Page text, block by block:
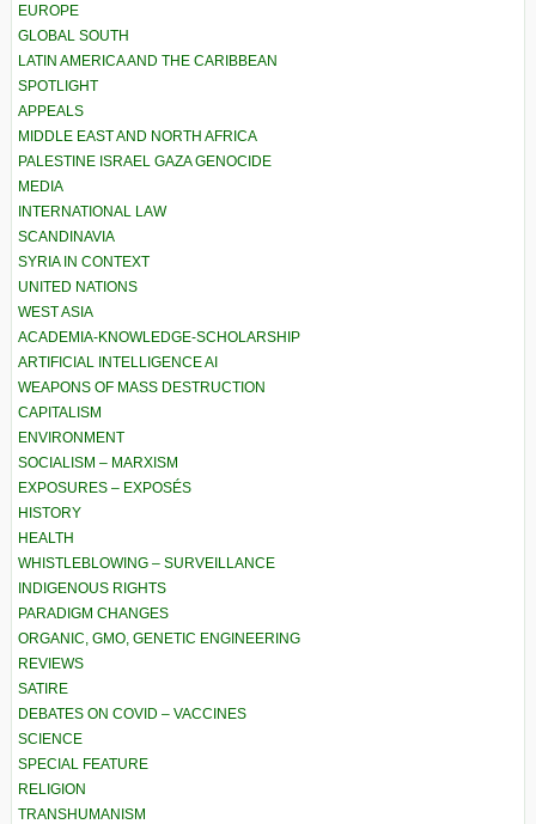
EUROPE
GLOBAL SOUTH
LATIN AMERICA AND THE CARIBBEAN
SPOTLIGHT
APPEALS
MIDDLE EAST AND NORTH AFRICA
PALESTINE ISRAEL GAZA GENOCIDE
MEDIA
INTERNATIONAL LAW
SCANDINAVIA
SYRIA IN CONTEXT
UNITED NATIONS
WEST ASIA
ACADEMIA-KNOWLEDGE-SCHOLARSHIP
ARTIFICIAL INTELLIGENCE AI
WEAPONS OF MASS DESTRUCTION
CAPITALISM
ENVIRONMENT
SOCIALISM – MARXISM
EXPOSURES – EXPOSÉS
HISTORY
HEALTH
WHISTLEBLOWING – SURVEILLANCE
INDIGENOUS RIGHTS
PARADIGM CHANGES
ORGANIC, GMO, GENETIC ENGINEERING
REVIEWS
SATIRE
DEBATES ON COVID – VACCINES
SCIENCE
SPECIAL FEATURE
RELIGION
TRANSHUMANISM